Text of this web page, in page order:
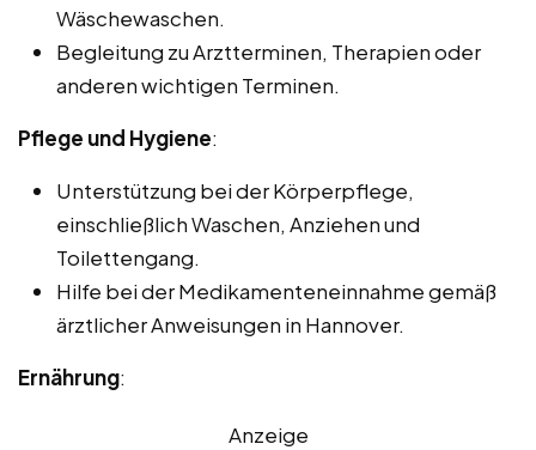
Wäschewaschen.
Begleitung zu Arztterminen, Therapien oder
anderen wichtigen Terminen.
Pflege und Hygiene:
Unterstützung bei der Körperpflege,
einschließlich Waschen, Anziehen und
Toilettengang.
Hilfe bei der Medikamenteneinnahme gemäß
ärztlicher Anweisungen in Hannover.
Ernährung:
Anzeige